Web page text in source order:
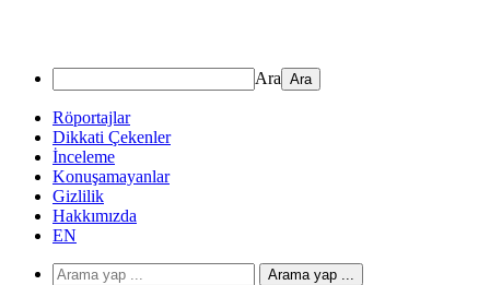
Ara
Röportajlar
Dikkati Çekenler
İnceleme
Konuşamayanlar
Gizlilik
Hakkımızda
EN
Arama yap ...